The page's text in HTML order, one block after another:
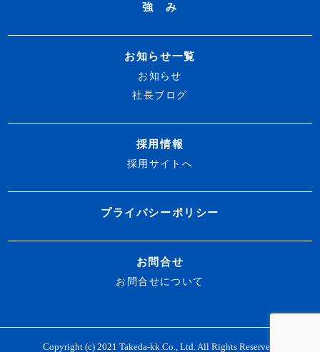
強 み
お知らせ一覧
お知らせ
社長ブログ
採用情報
採用サイトへ
プライバシーポリシー
お問合せ
お問合せについて
Copyright (c) 2021 Takeda-kk.Co., Ltd. All Rights Reserved.